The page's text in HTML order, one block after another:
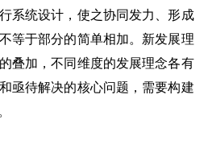
系统设计，使之协同发力、形成
等于部分的简单相加。新发展理
叠加，不同维度的发展理念各有
亟待解决的核心问题，需要构建